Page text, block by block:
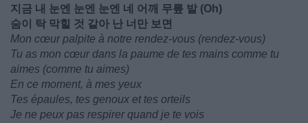
지금 내 눈엔 눈엔 눈엔 네 어깨 무릎 발 (Oh)
숨이 탁 막힐 것 같아 난 너만 보면
Mon cœur palpite à notre rendez-vous (rendez-vous)
Tu as mon cœur dans la paume de tes mains comme tu
aimes (comme tu aimes)
En ce moment, à mes yeux
Tes épaules, tes genoux et tes orteils
Je ne peux pas respirer quand je te vois